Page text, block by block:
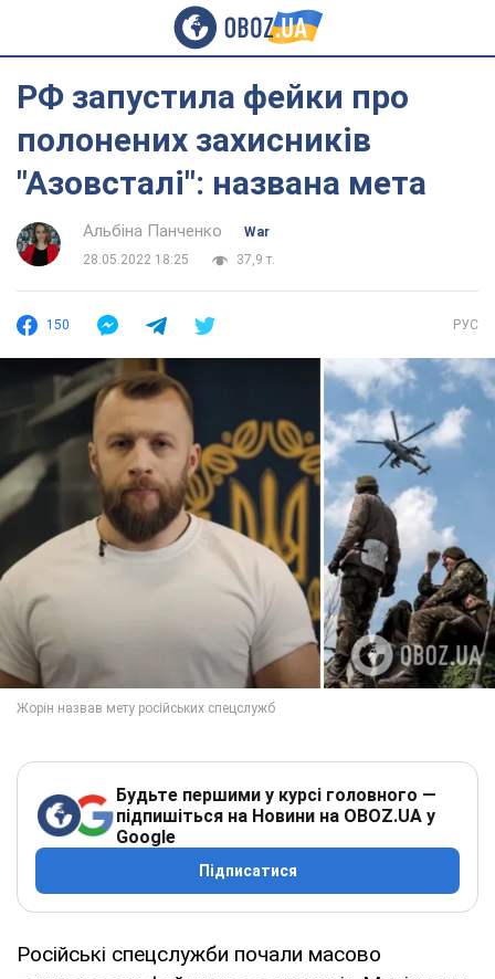
РФ запустила фейки про
полонених захисників
"Азовсталі": названа мета
Альбіна Панченко
War
28.05.2022 18:25
37,9 т.
150 РУС
Будьте першими у курсі головного —
підпишіться на Новини на OBOZ.UA у
Google
Підписатися
Російські спецслужби почали масово